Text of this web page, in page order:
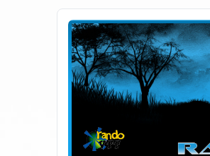
Randovttfree.fr
Bienvenue sur le site des randos vtt et